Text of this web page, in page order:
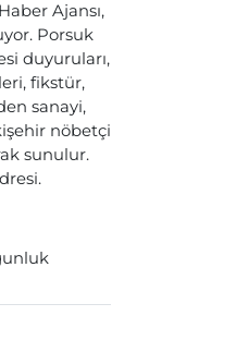
Ajansı,
Porsuk
duyuruları,
fikstür,
sanayi,
nöbetçi
sunulur.